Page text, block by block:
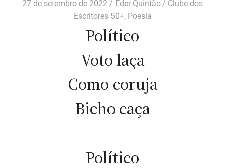
27 de setembro de 2022 Eder Quintão
Clube dos
Escritores 50+, Poesia
Político
Voto laça
Como coruja
Bicho caça
Político